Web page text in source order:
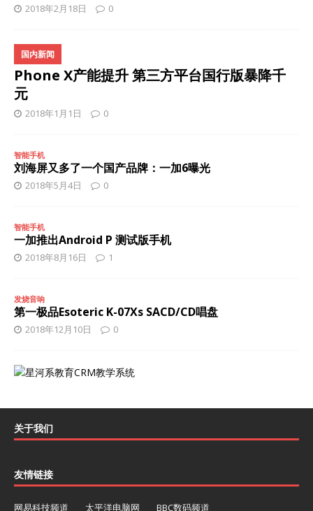
2018年2月18日 0
Phone X产能提升 第三方平台国行版暴降千
元
国内新闻
2018年1月1日 0
智能手机
刘海屏又多了一个国产品牌：一加6曝光
2018年5月4日 0
智能手机
一加推出Android P 测试版手机
2018年8月16日 1
发烧音响
第一极品Esoteric K-07Xs SACD/CD唱盘
2018年12月10日 0
关于我们
友情链接
网易科技频道 太平洋电脑网 BBC数码频道